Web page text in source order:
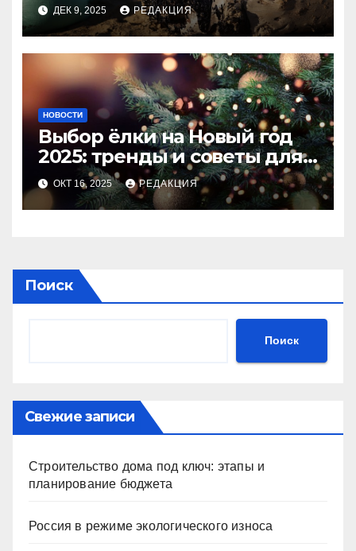
ДЕК 9, 2025 РЕДАКЦИЯ
НОВОСТИ
Выбор ёлки на Новый год
2025: тренды и советы для
идеального праздника
ОКТ 16, 2025 РЕДАКЦИЯ
Поиск
Поиск
Свежие записи
Строительство дома под ключ: этапы и
планирование бюджета
Россия в режиме экологического износа